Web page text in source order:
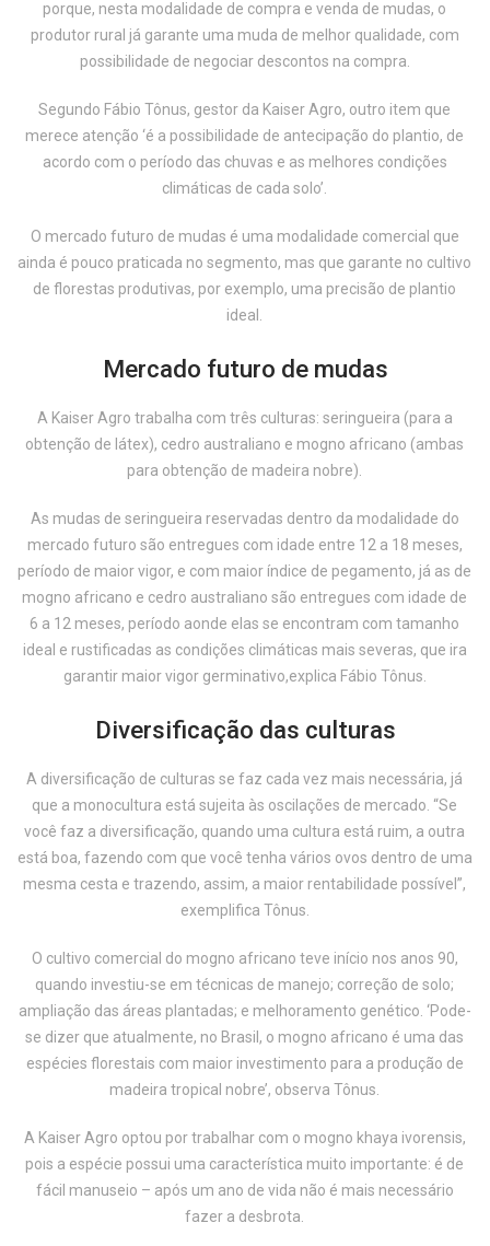
porque, nesta modalidade de compra e venda de mudas, o
produtor rural já garante uma muda de melhor qualidade, com
possibilidade de negociar descontos na compra.
Segundo Fábio Tônus, gestor da Kaiser Agro, outro item que
merece atenção ‘é a possibilidade de antecipação do plantio, de
acordo com o período das chuvas e as melhores condições
climáticas de cada solo’.
O mercado futuro de mudas é uma modalidade comercial que
ainda é pouco praticada no segmento, mas que garante no cultivo
de florestas produtivas, por exemplo, uma precisão de plantio
ideal.
Mercado futuro de mudas
A Kaiser Agro trabalha com três culturas: seringueira (para a
obtenção de látex), cedro australiano e mogno africano (ambas
para obtenção de madeira nobre).
As mudas de seringueira reservadas dentro da modalidade do
mercado futuro são entregues com idade entre 12 a 18 meses,
período de maior vigor, e com maior índice de pegamento, já as de
mogno africano e cedro australiano são entregues com idade de
6 a 12 meses, período aonde elas se encontram com tamanho
ideal e rustificadas as condições climáticas mais severas, que ira
garantir maior vigor germinativo,explica Fábio Tônus.
Diversificação das culturas
A diversificação de culturas se faz cada vez mais necessária, já
que a monocultura está sujeita às oscilações de mercado. “Se
você faz a diversificação, quando uma cultura está ruim, a outra
está boa, fazendo com que você tenha vários ovos dentro de uma
mesma cesta e trazendo, assim, a maior rentabilidade possível”,
exemplifica Tônus.
O cultivo comercial do mogno africano teve início nos anos 90,
quando investiu-se em técnicas de manejo; correção de solo;
ampliação das áreas plantadas; e melhoramento genético. ‘Pode-
se dizer que atualmente, no Brasil, o mogno africano é uma das
espécies florestais com maior investimento para a produção de
madeira tropical nobre’, observa Tônus.
A Kaiser Agro optou por trabalhar com o mogno khaya ivorensis,
pois a espécie possui uma característica muito importante: é de
fácil manuseio – após um ano de vida não é mais necessário
fazer a desbrota.